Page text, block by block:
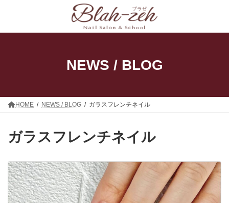
ン
ー
NEWS / BLOG
HOME NEWS / BLOG ガラスフレンチネイル
ガラスフレンチネイル